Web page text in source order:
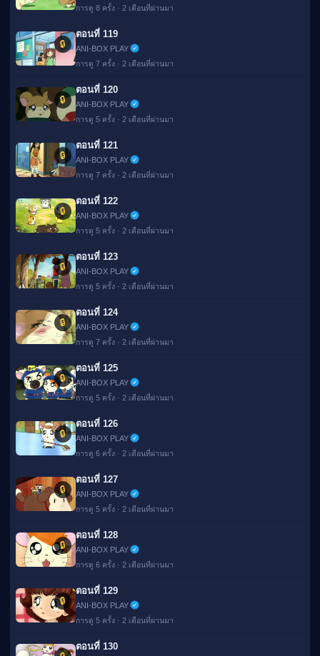
การดู 8 ครั้ง · 2 เดือนที่ผ่านมา
🔒
ตอนที่ 119
ANI-BOX PLAY
การดู 7 ครั้ง · 2 เดือนที่ผ่านมา
🔒
ตอนที่ 120
ANI-BOX PLAY
การดู 5 ครั้ง · 2 เดือนที่ผ่านมา
🔒
ตอนที่ 121
ANI-BOX PLAY
การดู 7 ครั้ง · 2 เดือนที่ผ่านมา
🔒
ตอนที่ 122
ANI-BOX PLAY
การดู 5 ครั้ง · 2 เดือนที่ผ่านมา
🔒
ตอนที่ 123
ANI-BOX PLAY
การดู 5 ครั้ง · 2 เดือนที่ผ่านมา
🔒
ตอนที่ 124
ANI-BOX PLAY
การดู 7 ครั้ง · 2 เดือนที่ผ่านมา
🔒
ตอนที่ 125
ANI-BOX PLAY
การดู 5 ครั้ง · 2 เดือนที่ผ่านมา
🔒
ตอนที่ 126
ANI-BOX PLAY
การดู 6 ครั้ง · 2 เดือนที่ผ่านมา
🔒
ตอนที่ 127
ANI-BOX PLAY
การดู 5 ครั้ง · 2 เดือนที่ผ่านมา
🔒
ตอนที่ 128
ANI-BOX PLAY
การดู 6 ครั้ง · 2 เดือนที่ผ่านมา
🔒
ตอนที่ 129
ANI-BOX PLAY
การดู 5 ครั้ง · 2 เดือนที่ผ่านมา
ตอนที่ 130